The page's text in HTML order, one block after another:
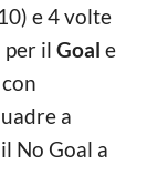
e 4 volte
per il Goal e
a
No Goal a